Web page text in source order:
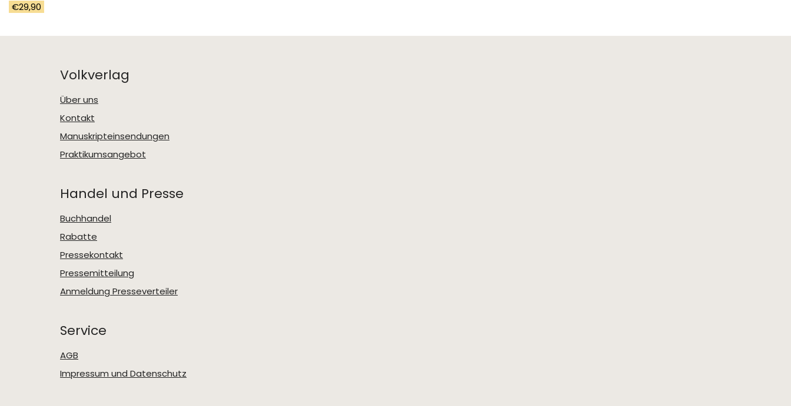
€29,90
Volkverlag
Über uns
Kontakt
Manuskripteinsendungen
Praktikumsangebot
Handel und Presse
Buchhandel
Rabatte
Pressekontakt
Pressemitteilung
Anmeldung Presseverteiler
Service
AGB
Impressum und Datenschutz